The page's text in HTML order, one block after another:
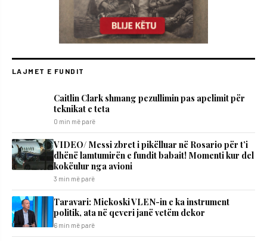
LAJMET E FUNDIT
Caitlin Clark shmang pezullimin pas apelimit për
teknikat e teta
0 min më parë
VIDEO/ Messi zbret i pikëlluar në Rosario për t’i
dhënë lamtumirën e fundit babait! Momenti kur del
kokëulur nga avioni
3 min më parë
Taravari: Mickoski VLEN-in e ka instrument
politik, ata në qeveri janë vetëm dekor
6 min më parë